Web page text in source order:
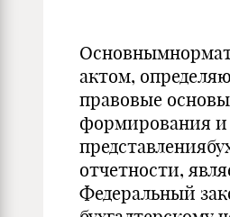
актом,
правовые основы
формирования и
отчетности,
Федеральный